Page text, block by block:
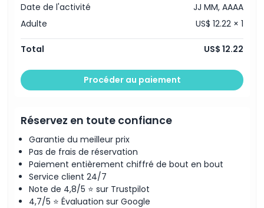
Date de l'activité
JJ MM, AAAA
Adulte
US$ 12.22 × 1
Total US$ 12.22
Procéder au paiement
Réservez en toute confiance
Garantie du meilleur prix
Pas de frais de réservation
Paiement entièrement chiffré de bout en bout
Service client 24/7
Note de 4,8/5 ⭐ sur Trustpilot
4,7/5 ⭐ Évaluation sur Google